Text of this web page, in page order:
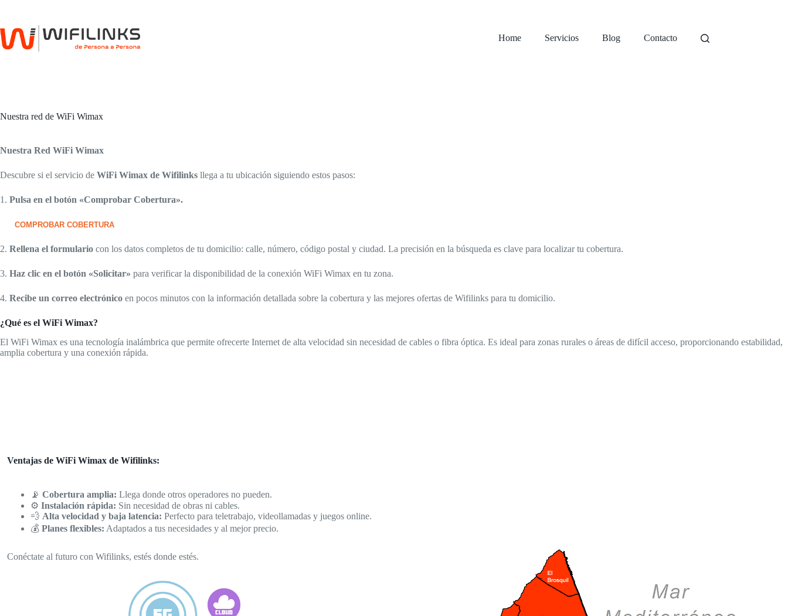
Home
Servicios Blog Contacto
Nuestra red de WiFi Wimax
Nuestra Red WiFi Wimax
Descubre si el servicio de WiFi Wimax de Wifilinks llega a tu ubicación siguiendo estos pasos:
1. Pulsa en el botón «Comprobar Cobertura».
COMPROBAR COBERTURA
2. Rellena el formulario con los datos completos de tu domicilio: calle, número, código postal y ciudad. La precisión en la búsqueda es clave para localizar tu cobertura.
3. Haz clic en el botón «Solicitar» para verificar la disponibilidad de la conexión WiFi Wimax en tu zona.
4. Recibe un correo electrónico en pocos minutos con la información detallada sobre la cobertura y las mejores ofertas de Wifilinks para tu domicilio.
¿Qué es el WiFi Wimax?
El WiFi Wimax es una tecnología inalámbrica que permite ofrecerte Internet de alta velocidad sin necesidad de cables o fibra óptica. Es ideal para zonas rurales o áreas de difícil acceso, proporcionando estabilidad,
amplia cobertura y una conexión rápida.
Ventajas de WiFi Wimax de Wifilinks:
📡 Cobertura amplia: Llega donde otros operadores no pueden.
⚙️ Instalación rápida: Sin necesidad de obras ni cables.
💨 Alta velocidad y baja latencia: Perfecto para teletrabajo, videollamadas y juegos online.
💰 Planes flexibles: Adaptados a tus necesidades y al mejor precio.
Conéctate al futuro con Wifilinks, estés donde estés.